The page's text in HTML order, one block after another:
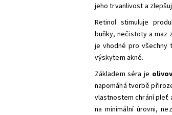
jeho trvanlivost a
Retinol stimuluje
buňky, nečistoty a maz
je vhodné pro
výskytem akné.
Základem séra je
napomáhá tvorbě
vlastnostem chrání pleť
na minimální úrovni,